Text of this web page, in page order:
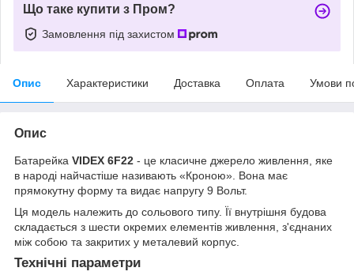
Що таке купити з Пром?
Замовлення під захистом
Опис Характеристики Доставка Оплата Умови
Опис
Батарейка VIDEX 6F22 - це класичне джерело живлення, яке
в народі найчастіше називають «Кроною». Вона має
прямокутну форму та видає напругу 9 Вольт.
Ця модель належить до сольового типу. Її внутрішня будова
складається з шести окремих елементів живлення, з'єднаних
між собою та закритих у металевий корпус.
Технічні параметри